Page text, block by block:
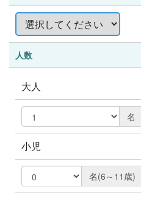
人数
大人
名
小児
名(6～11歳)